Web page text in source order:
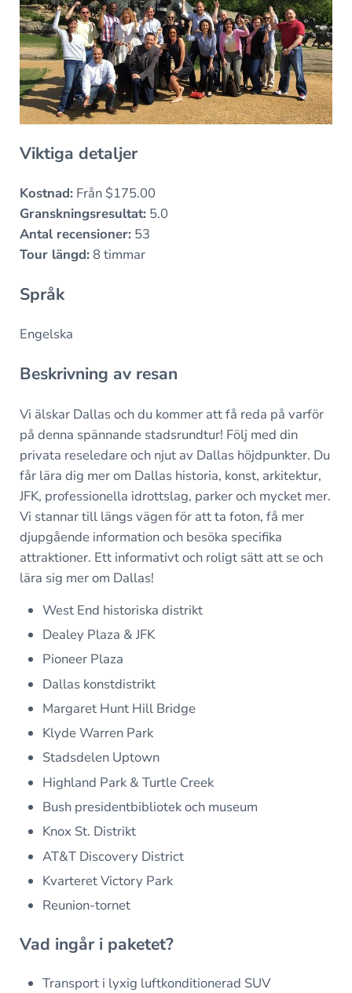
Viktiga detaljer
Kostnad:Från $175.00
Granskningsresultat:5.0
Antal recensioner:53
Tour längd:8 timmar
Språk
Engelska
Beskrivning av resan
Vi älskar Dallas och du kommer att få reda på varför
på denna spännande stadsrundtur! Följ med din
privata reseledare och njut av Dallas höjdpunkter. Du
får lära dig mer om Dallas historia, konst, arkitektur,
JFK, professionella idrottslag, parker och mycket mer.
Vi stannar till längs vägen för att ta foton, få mer
djupgående information och besöka specifika
attraktioner. Ett informativt och roligt sätt att se och
lära sig mer om Dallas!
West End historiska distrikt
Dealey Plaza & JFK
Pioneer Plaza
Dallas konstdistrikt
Margaret Hunt Hill Bridge
Klyde Warren Park
Stadsdelen Uptown
Highland Park & Turtle Creek
Bush presidentbibliotek och museum
Knox St. Distrikt
AT&T Discovery District
Kvarteret Victory Park
Reunion-tornet
Vad ingår i paketet?
Transport i lyxig luftkonditionerad SUV